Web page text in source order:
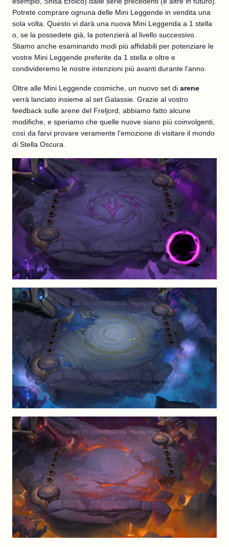
Potrete comprare ognuna delle Mini Leggende in vendita una
sola volta. Questo vi darà una nuova Mini Leggenda a 1 stella
o, se la possedete già, la potenzierà al livello successivo.
Stiamo anche esaminando modi più affidabili per potenziare le
vostre Mini Leggende preferite da 1 stella e oltre e
condivideremo le nostre intenzioni più avanti durante l'anno.
Oltre alle Mini Leggende cosmiche, un nuovo set di arene
verrà lanciato insieme al set Galassie. Grazie al vostro
feedback sulle arene del Freljord, abbiamo fatto alcune
modifiche, e speriamo che quelle nuove siano più coinvolgenti,
così da farvi provare veramente l'emozione di visitare il mondo
di Stella Oscura.